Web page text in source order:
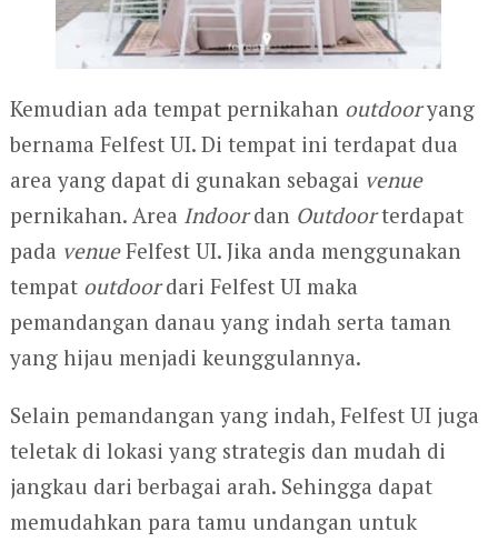
Kemudian ada tempat pernikahan outdooryang
bernama Felfest UI. Di tempat ini terdapat dua
area yang dapat di gunakan sebagai venue
pernikahan. Area Indoordan Outdoorterdapat
pada venueFelfest UI. Jika anda menggunakan
tempat outdoordari Felfest UI maka
pemandangan danau yang indah serta taman
yang hijau menjadi keunggulannya.
Selain pemandangan yang indah, Felfest UI juga
teletak di lokasi yang strategis dan mudah di
jangkau dari berbagai arah. Sehingga dapat
memudahkan para tamu undangan untuk